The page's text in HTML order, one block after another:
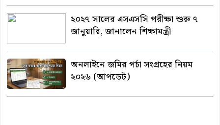
২০২৭ সালের এসএসসি পরীক্ষা শুরু ৭
জানুয়ারি, জানালেন শিক্ষামন্ত্রী
অনলাইনে জমির পর্চা সংগ্রহের নিয়ম
২০২৬ (আপডেট)